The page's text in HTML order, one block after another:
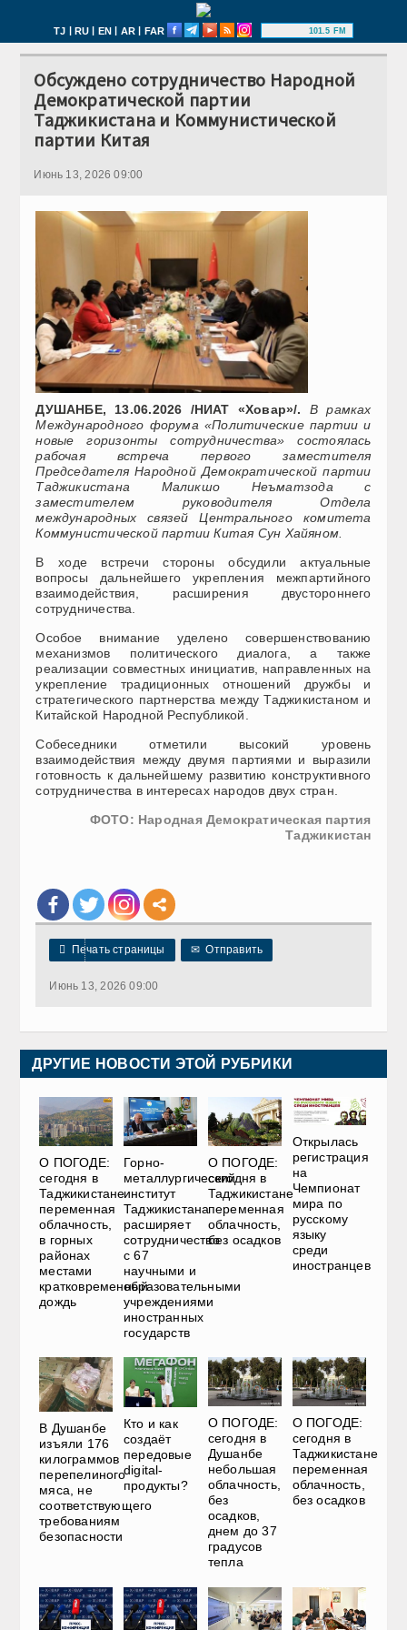
TJ | RU | EN | AR | FAR 101.5 FM
Обсуждено сотрудничество Народной
Демократической партии
Таджикистана и Коммунистической
партии Китая
Июнь 13, 2026 09:00
ДУШАНБЕ, 13.06.2026 /НИАТ «Ховар»/.
В рамках
Международного форума «Политические партии и
новые горизонты сотрудничества» состоялась
рабочая встреча первого заместителя
Председателя Народной Демократической партии
Таджикистана Маликшо Неъматзода с
заместителем руководителя Отдела
международных связей Центрального комитета
Коммунистической партии Китая Сун Хайяном.
В ходе встречи стороны обсудили актуальные
вопросы дальнейшего укрепления межпартийного
взаимодействия, расширения двустороннего
сотрудничества.
Особое внимание уделено совершенствованию
механизмов политического диалога, а также
реализации совместных инициатив, направленных на
укрепление традиционных отношений дружбы и
стратегического партнерства между Таджикистаном и
Китайской Народной Республикой.
Собеседники отметили высокий уровень
взаимодействия между двумя партиями и выразили
готовность к дальнейшему развитию конструктивного
сотрудничества в интересах народов двух стран.
ФОТО: Народная Демократическая партия
Таджикистан
 Печать страницы ✉ Отправить
Июнь 13, 2026 09:00
ДРУГИЕ НОВОСТИ ЭТОЙ РУБРИКИ
О ПОГОДЕ:
сегодня в
Таджикистане
переменная
облачность,
в горных
районах
местами
кратковременный
дождь
Горно-
металлургический
институт
Таджикистана
расширяет
сотрудничество
с 67
научными и
образовательными
учреждениями
иностранных
государств
О ПОГОДЕ:
сегодня в
Таджикистане
переменная
облачность,
без осадков
Открылась
регистрация
на
Чемпионат
мира по
русскому
языку
среди
иностранцев
В Душанбе
изъяли 176
килограммов
перепелиного
мяса, не
соответствующего
требованиям
безопасности
Кто и как
создаёт
передовые
digital-
продукты?
О ПОГОДЕ:
сегодня в
Душанбе
небольшая
облачность,
без
осадков,
днем до 37
градусов
тепла
О ПОГОДЕ:
сегодня в
Таджикистане
переменная
облачность,
без осадков